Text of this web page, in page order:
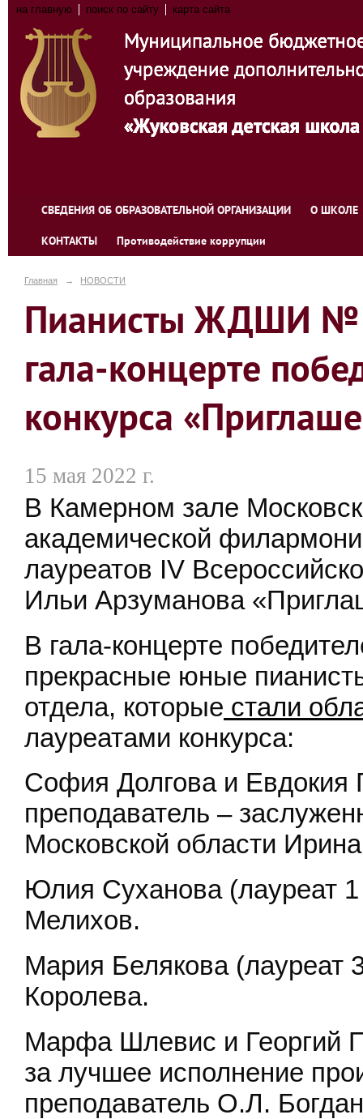
на главную поиск по сайту карта сайта
СВЕДЕНИЯ ОБ ОБРАЗОВАТЕЛЬНОЙ ОРГАНИЗАЦИИ О ШКОЛЕ
КОНТАКТЫ Противодействие коррупции
Главная → НОВОСТИ
Пианисты ЖДШИ №
гала-концерте
конкурса
15 мая 2022 г.
В Камерном зале
академической
лауреатов IV
Ильи Арзуманова
В гала-концерте
прекрасные юные
отдела, которые стали
лауреатами конкурса:
София Долгова и Евдокия
преподаватель –
Московской области
Юлия Суханова (лауреат
Мелихов.
Мария Белякова (лауреат
Королева.
Марфа Шлевис и Георгий
за лучшее исполнение
преподаватель О.Л.